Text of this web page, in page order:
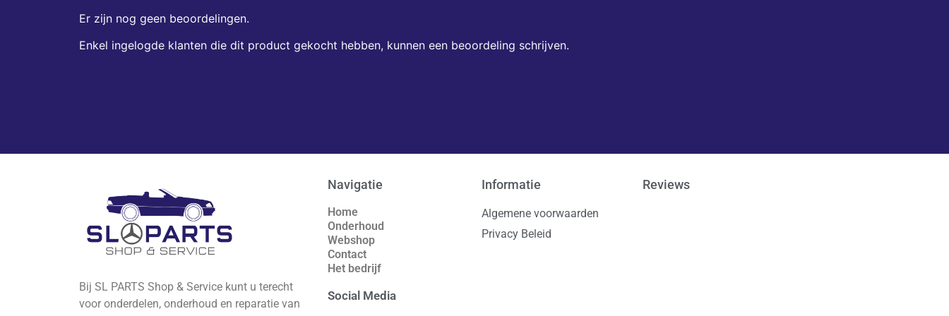
Er zijn nog geen beoordelingen.
Enkel ingelogde klanten die dit product gekocht hebben, kunnen een beoordeling schrijven.
Bij SL PARTS Shop & Service kunt u terecht
voor onderdelen, onderhoud en reparatie van
Navigatie
Home
Onderhoud
Webshop
Contact
Het bedrijf
Social Media
Informatie
Algemene voorwaarden
Privacy Beleid
Reviews